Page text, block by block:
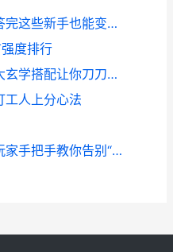
王者荣耀技能机制全解析 答完这些新手也能变老油条
度排行
王者暴击流铭文怎么搭 三大玄学搭配让你刀刀暴击
工人上分心法
王者荣耀怎么锻炼手速 老玩家手把手教你告别“老年手”